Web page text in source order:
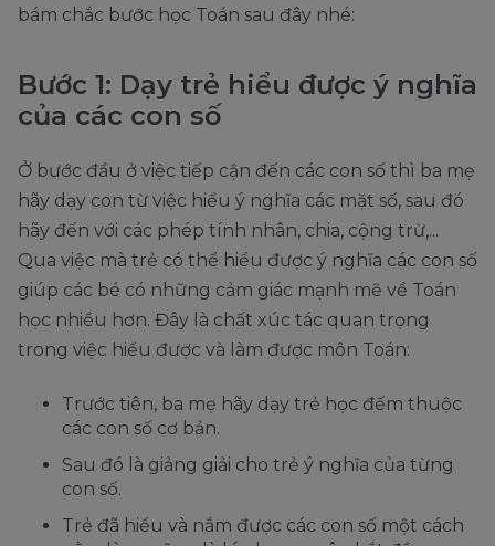
bám chắc bước học Toán sau đây nhé:
Bước 1: Dạy trẻ hiểu được ý nghĩa
của các con số
Ở bước đầu ở việc tiếp cận đến các con số thì ba mẹ
hãy dạy con từ việc hiểu ý nghĩa các mặt số, sau đó
hãy đến với các phép tính nhân, chia, cộng trừ,...
Qua việc mà trẻ có thể hiểu được ý nghĩa các con số
giúp các bé có những cảm giác mạnh mẽ về Toán
học nhiều hơn. Đây là chất xúc tác quan trọng
trong việc hiểu được và làm được môn Toán:
Trước tiên, ba mẹ hãy dạy trẻ học đếm thuộc
các con số cơ bản.
Sau đó là giảng giải cho trẻ ý nghĩa của từng
con số.
Trẻ đã hiểu và nắm được các con số một cách